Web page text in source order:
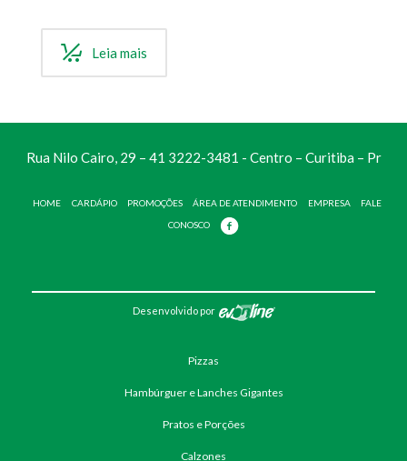
Leia mais
Rua Nilo Cairo, 29 – 41 3222-3481 - Centro – Curitiba – Pr
HOME CARDÁPIO PROMOÇÕES ÁREA DE ATENDIMENTO EMPRESA
FALE
CONOSCO
Desenvolvido por
Pizzas
Hambúrguer e Lanches Gigantes
Pratos e Porções
Calzones